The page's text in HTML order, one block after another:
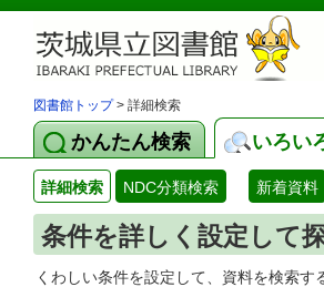
図書館トップ> 詳細検索
かんたん検索 いろい
詳細検索 NDC分類検索 新着資料
条件を詳しく設定して
くわしい条件を設定して、資料を検索す